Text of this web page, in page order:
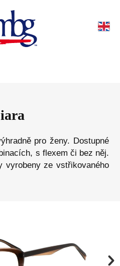
pro ženy. Dostupné
s flexem či bez něj.
vyrobeny ze vstřikovaného